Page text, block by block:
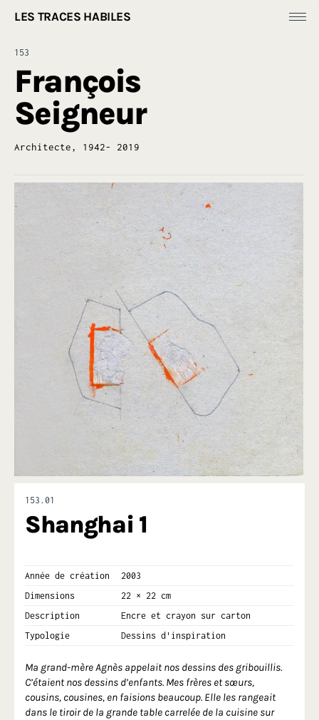
LES TRACES HABILES
Fonds Dess(e)ins
Productions
Ressources ]
À propos
153
François
Seigneur
Architecte, 1942- 2019
153.01
Shanghai 1
Année de création
2003
Dimensions
22 × 22 cm
Description
Encre et crayon sur carton
Typologie
Dessins d'inspiration
Ma grand-mère Agnès appelait nos dessins des gribouillis.
C’étaient nos dessins d’enfants. Mes frères et sœurs,
cousins, cousines, en faisions beaucoup. Elle les rangeait
dans le tiroir de la grande table carrelée de la cuisine sur